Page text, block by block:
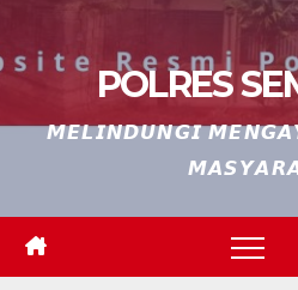
POLRES
𝙈𝙀𝙇𝙄𝙉𝘿𝙐𝙉𝙂𝙄